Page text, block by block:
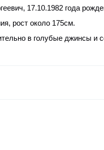
17.10.1982 года
рост около 175см.
в голубые джинсы и